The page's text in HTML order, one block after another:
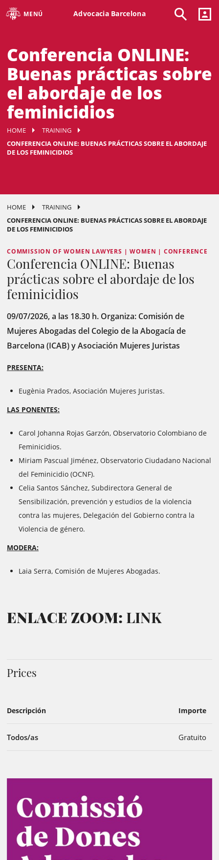
MENÚ Advocacia Barcelona
Conferencia ONLINE:
Buenas prácticas sobre
el abordaje de los
feminicidios
HOME
TRAINING
CONFERENCIA ONLINE: BUENAS PRÁCTICAS SOBRE EL ABORDAJE
DE LOS FEMINICIDIOS
HOME
TRAINING
CONFERENCIA ONLINE: BUENAS PRÁCTICAS SOBRE EL ABORDAJE
DE LOS FEMINICIDIOS
COMMISSION OF WOMEN LAWYERS | WOMEN | CONFERENCE
Conferencia ONLINE: Buenas
prácticas sobre el abordaje de los
feminicidios
09/07/2026, a las 18.30 h. Organiza: Comisión de
Mujeres Abogadas del Colegio de la Abogacía de
Barcelona (ICAB) y Asociación Mujeres Juristas
PRESENTA:
Eugènia Prados, Asociación Mujeres Juristas.
LAS PONENTES:
Carol Johanna Rojas Garzón, Observatorio Colombiano de
Feminicidios.
Miriam Pascual Jiménez, Observatorio Ciudadano Nacional
del Feminicidio (OCNF).
Celia Santos Sánchez, Subdirectora General de
Sensibilización, prevención y estudios de la violencia
contra las mujeres, Delegación del Gobierno contra la
Violencia de género.
MODERA:
Laia Serra, Comisión de Mujeres Abogadas.
ENLACE ZOOM: LINK
Prices
Descripción Importe
Todos/as Gratuito